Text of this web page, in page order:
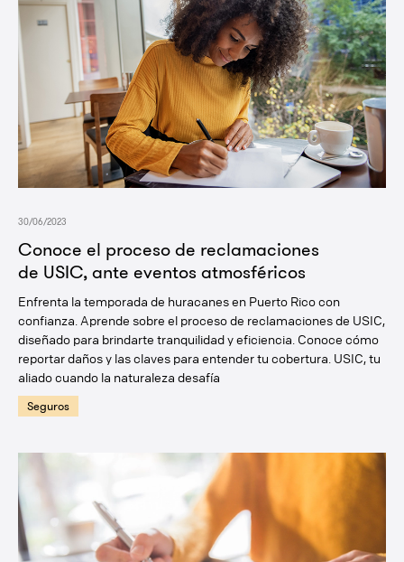
Conoce el proceso de reclamaciones
de USIC, ante eventos atmosféricos
30/06/2023
Enfrenta la temporada de huracanes en Puerto Rico con
confianza. Aprende sobre el proceso de reclamaciones de USIC,
diseñado para brindarte tranquilidad y eficiencia. Conoce cómo
reportar daños y las claves para entender tu cobertura. USIC, tu
aliado cuando la naturaleza desafía
Seguros